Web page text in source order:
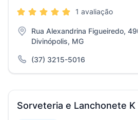
1 avaliação
Rua Alexandrina Figueiredo,
Divinópolis, MG
(37) 3215-5016
Sorveteria e Lanchonete K